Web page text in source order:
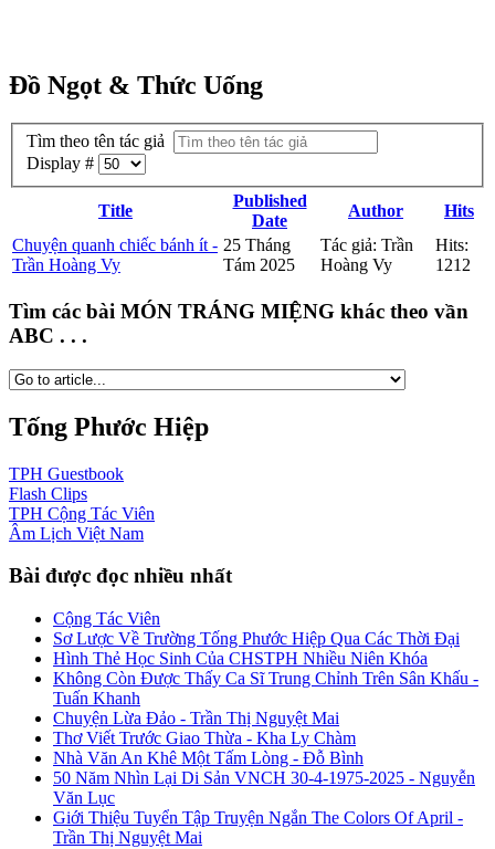
Đồ Ngọt & Thức Uống
Tìm theo tên tác giả
Display #
Title
Published
Date
Author
Hits
Chuyện quanh chiếc bánh ít -
Trần Hoàng Vy
25 Tháng
Tám 2025
Tác giả: Trần
Hoàng Vy
Hits:
1212
Tìm các bài MÓN TRÁNG MIỆNG khác theo vần
ABC . . .
Tống Phước Hiệp
TPH Guestbook
Flash Clips
TPH Cộng Tác Viên
Âm Lịch Việt Nam
Bài được đọc nhiều nhất
Cộng Tác Viên
Sơ Lược Về Trường Tống Phước Hiệp Qua Các Thời Đại
Hình Thẻ Học Sinh Của CHSTPH Nhiều Niên Khóa
Không Còn Được Thấy Ca Sĩ Trung Chỉnh Trên Sân Khấu -
Tuấn Khanh
Chuyện Lừa Đảo - Trần Thị Nguyệt Mai
Thơ Viết Trước Giao Thừa - Kha Ly Chàm
Nhà Văn An Khê Một Tấm Lòng - Đỗ Bình
50 Năm Nhìn Lại Di Sản VNCH 30-4-1975-2025 - Nguyễn
Văn Lục
Giới Thiệu Tuyển Tập Truyện Ngắn The Colors Of April -
Trần Thị Nguyệt Mai